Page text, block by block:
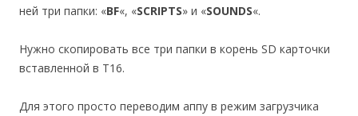
ней три папки: «BF«, «SCRIPTS» и «SOUNDS«.
Нужно скопировать все три папки в корень SD карточки
вставленной в T16.
Для этого просто переводим аппу в режим загрузчика